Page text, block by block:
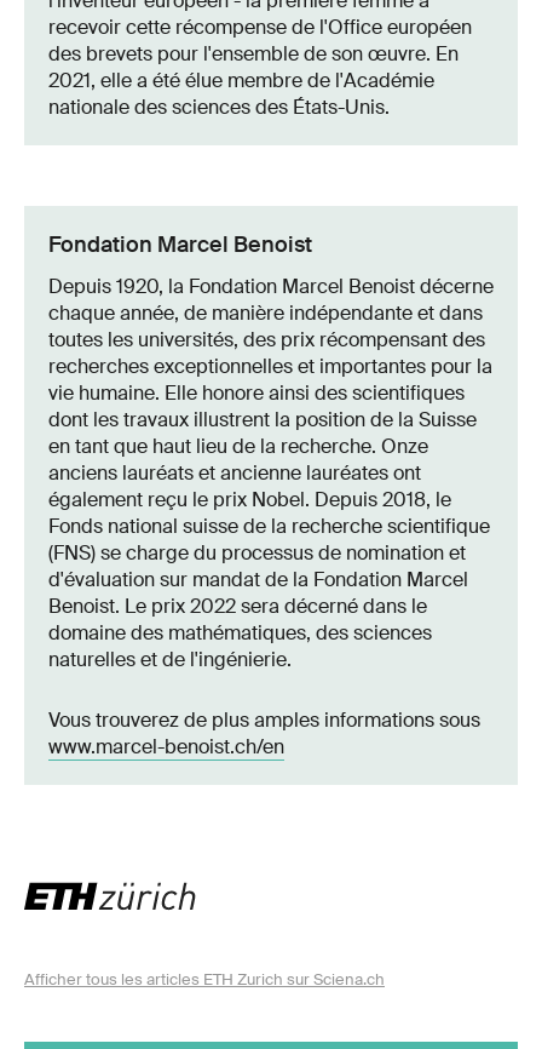
recevoir cette récompense de l'Office européen
des brevets pour l'ensemble de son œuvre. En
2021, elle a été élue membre de l'Académie
nationale des sciences des États-Unis.
Fondation Marcel Benoist
Depuis 1920, la Fondation Marcel Benoist décerne
chaque année, de manière indépendante et dans
toutes les universités, des prix récompensant des
recherches exceptionnelles et importantes pour la
vie humaine. Elle honore ainsi des scientifiques
dont les travaux illustrent la position de la Suisse
en tant que haut lieu de la recherche. Onze
anciens lauréats et ancienne lauréates ont
également reçu le prix Nobel. Depuis 2018, le
Fonds national suisse de la recherche scientifique
(FNS) se charge du processus de nomination et
d'évaluation sur mandat de la Fondation Marcel
Benoist. Le prix 2022 sera décerné dans le
domaine des mathématiques, des sciences
naturelles et de l'ingénierie.
Vous trouverez de plus amples informations sous
www.marcel-benoist.ch/en
Afficher tous les articles ETH Zurich sur Sciena.ch